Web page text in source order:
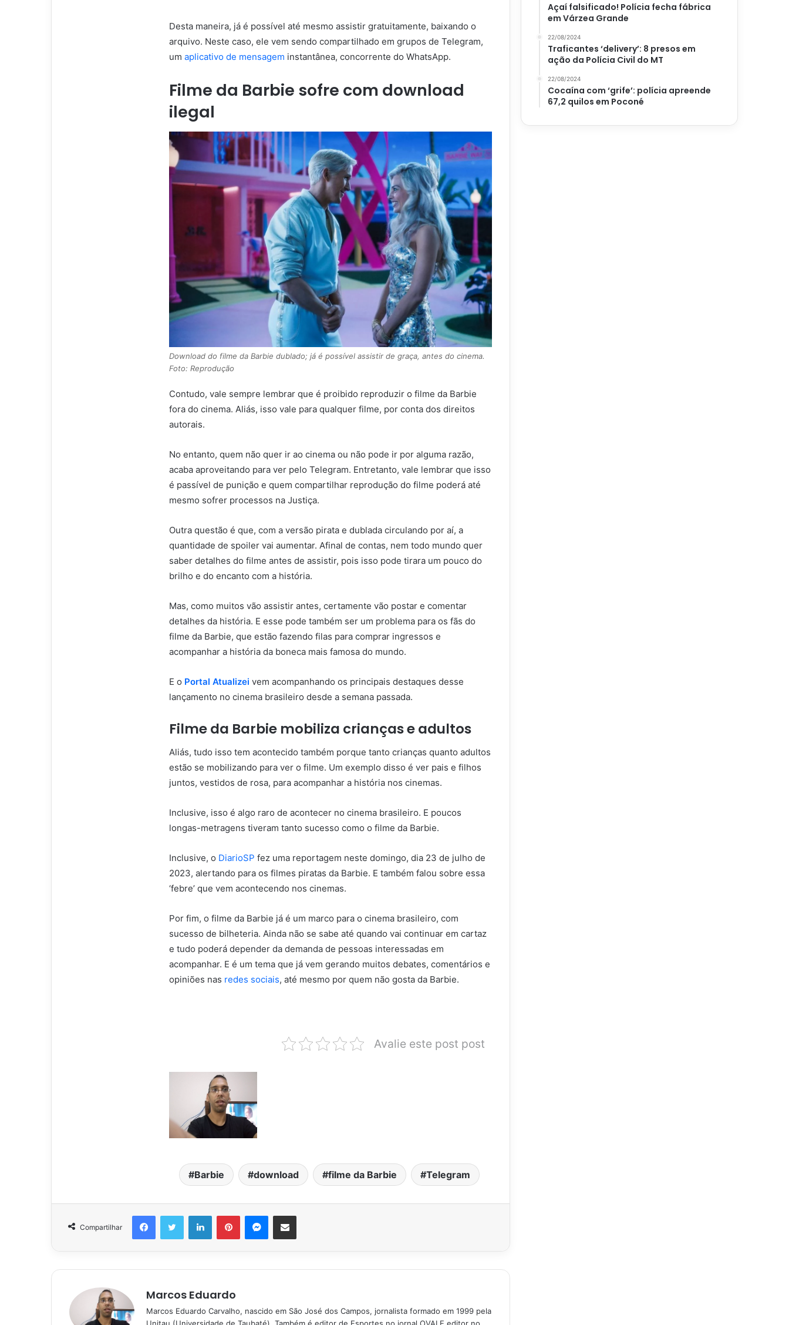
Desta maneira, já é possível até mesmo assistir gratuitamente, baixando o
arquivo. Neste caso, ele vem sendo compartilhado em grupos de Telegram,
um aplicativo de mensagem instantânea, concorrente do WhatsApp.
Filme da Barbie sofre com download
ilegal
Download do filme da Barbie dublado; já é possível assistir de graça, antes do cinema.
Foto: Reprodução
Contudo, vale sempre lembrar que é proibido reproduzir o filme da Barbie
fora do cinema. Aliás, isso vale para qualquer filme, por conta dos direitos
autorais.
No entanto, quem não quer ir ao cinema ou não pode ir por alguma razão,
acaba aproveitando para ver pelo Telegram. Entretanto, vale lembrar que isso
é passível de punição e quem compartilhar reprodução do filme poderá até
mesmo sofrer processos na Justiça.
Outra questão é que, com a versão pirata e dublada circulando por aí, a
quantidade de spoiler vai aumentar. Afinal de contas, nem todo mundo quer
saber detalhes do filme antes de assistir, pois isso pode tirara um pouco do
brilho e do encanto com a história.
Mas, como muitos vão assistir antes, certamente vão postar e comentar
detalhes da história. E esse pode também ser um problema para os fãs do
filme da Barbie, que estão fazendo filas para comprar ingressos e
acompanhar a história da boneca mais famosa do mundo.
E o Portal Atualizei vem acompanhando os principais destaques desse
lançamento no cinema brasileiro desde a semana passada.
Filme da Barbie mobiliza crianças e adultos
Aliás, tudo isso tem acontecido também porque tanto crianças quanto adultos
estão se mobilizando para ver o filme. Um exemplo disso é ver pais e filhos
juntos, vestidos de rosa, para acompanhar a história nos cinemas.
Inclusive, isso é algo raro de acontecer no cinema brasileiro. E poucos
longas-metragens tiveram tanto sucesso como o filme da Barbie.
Inclusive, o DiarioSP fez uma reportagem neste domingo, dia 23 de julho de
2023, alertando para os filmes piratas da Barbie. E também falou sobre essa
‘febre’ que vem acontecendo nos cinemas.
Por fim, o filme da Barbie já é um marco para o cinema brasileiro, com
sucesso de bilheteria. Ainda não se sabe até quando vai continuar em cartaz
e tudo poderá depender da demanda de pessoas interessadas em
acompanhar. E é um tema que já vem gerando muitos debates, comentários e
opiniões nas redes sociais, até mesmo por quem não gosta da Barbie.
Avalie este post post
Barbie download filme da Barbie Telegram
Compartilhar
FacebookTwitter LinkedinPinterestMessenger
Compartilhar via e-mail
Marcos Eduardo
Marcos Eduardo Carvalho, nascido em São José dos Campos, jornalista formado em 1999 pela
Unitau (Universidade de Taubaté). Também é editor de Esportes no jornal OVALE editor no
Açaí falsificado! Polícia fecha fábrica
em Várzea Grande
22/08/2024
Traficantes ‘delivery’: 8 presos em
ação da Polícia Civil do MT
22/08/2024
Cocaína com ‘grife’: polícia apreende
67,2 quilos em Poconé